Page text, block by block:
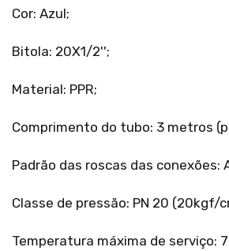
Cor: Azul;
Bitola: 20X1/2'';
Material: PPR;
Comprimento do tubo: 3 metros
Padrão das roscas das conexões:
Classe de pressão: PN 20 (20kgf/
Temperatura máxima de serviço: